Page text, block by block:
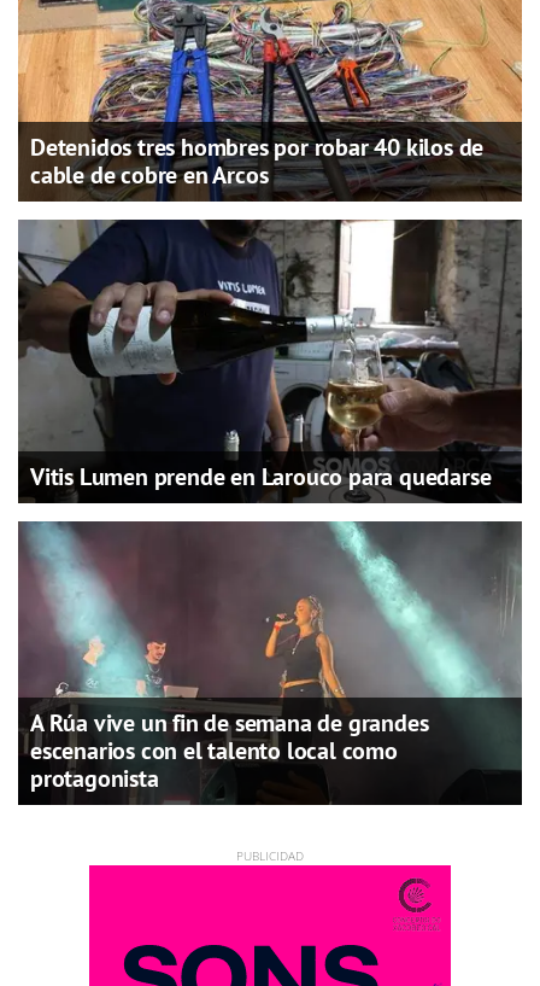
Detenidos tres hombres por robar 40 kilos de
cable de cobre en Arcos
Vitis Lumen prende en Larouco para quedarse
A Rúa vive un fin de semana de grandes
escenarios con el talento local como
protagonista